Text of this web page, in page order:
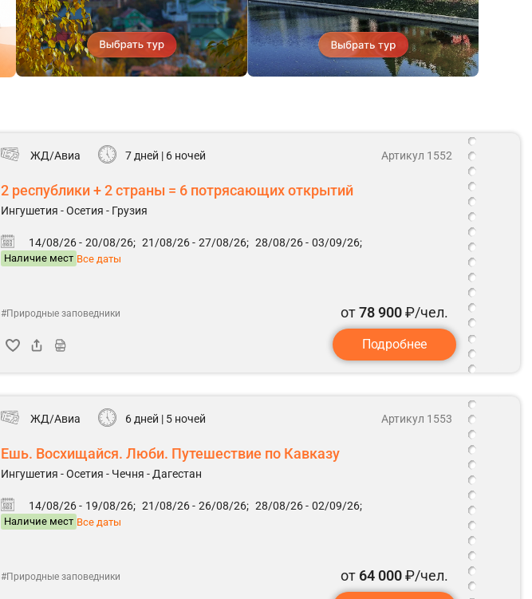
ЖД/Авиа 7 дней | 6 ночей
2 республики + 2 страны = 6 потрясающих открытий
Ингушетия - Осетия - Грузия
14/08/26 - 20/08/26; 21/08/26 - 27/08/26; 28/08/26 - 03/09/26;
Наличие мест Все даты
Артикул 1552
#Природные заповедники от78 900₽/чел.
Подробнее
ЖД/Авиа 6 дней | 5 ночей
Ешь. Восхищайся. Люби. Путешествие по Кавказу
Ингушетия - Осетия - Чечня - Дагестан
14/08/26 - 19/08/26; 21/08/26 - 26/08/26; 28/08/26 - 02/09/26;
Наличие мест Все даты
Артикул 1553
#Природные заповедники от 64 000₽/чел.